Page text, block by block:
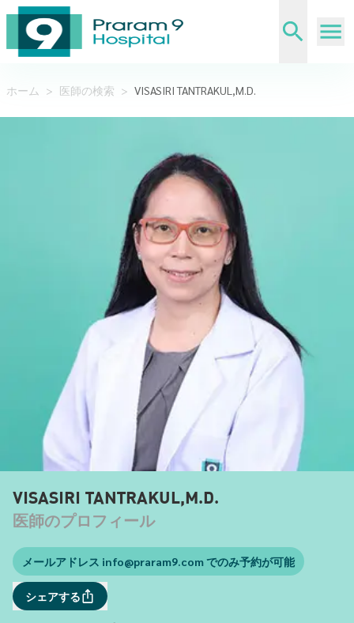
ホーム > 医師の検索 > VISASIRI TANTRAKUL,M.D.
VISASIRI TANTRAKUL,M.D.
医師のプロフィール
メールアドレス info@praram9.comでのみ予約が可能
シェアする